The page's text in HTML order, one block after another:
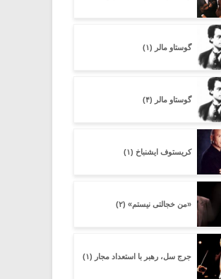
گوستاو مالر (۱)
گوستاو مالر (۴)
کریستوف ایشنباخ (۱)
«من خجالتی نیستم» (۲)
جرج سل، رهبر با استعداد مجار (۱)